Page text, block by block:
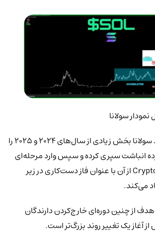
سولانا
نمودار نشان می‌دهد سولانا بخش زیادی از سال‌های ۲۰۲۴ و ۲۰۲۵ را
انباشت سپری کرده و سپس وارد مرحله‌ای
شده است که CryptoCurb از آن با عنوان فاز دست‌کاری در زیر
می‌کند.
از چنین دوره‌ای خارج‌کردن دارندگان
آغاز یک تغییر روند بزرگ‌تر است.